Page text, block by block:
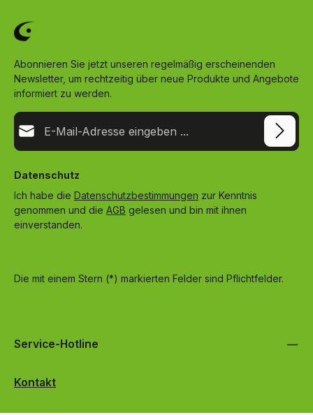
Abonnieren Sie jetzt unseren regelmäßig erscheinenden
Newsletter, um rechtzeitig über neue Produkte und Angebote
informiert zu werden.
E-Mail-Adresse*
Datenschutz
Ich habe die Datenschutzbestimmungen zur Kenntnis
genommen und die AGB gelesen und bin mit ihnen
einverstanden.
Die mit einem Stern (*) markierten Felder sind Pflichtfelder.
Service-Hotline
Kontakt